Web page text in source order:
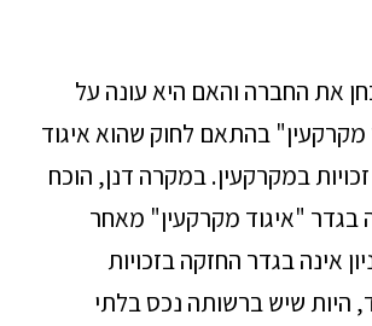
את החברה והאם היא עונה על
בהתאם לחוק שהוא איגוד
במקרקעין‏. במקרה דנן, הוכח
בגדר "איגוד מקרקעין" מאחר
אינה בגדר החזקה בזכויות
היות שיש ברשותה נכס בלתי